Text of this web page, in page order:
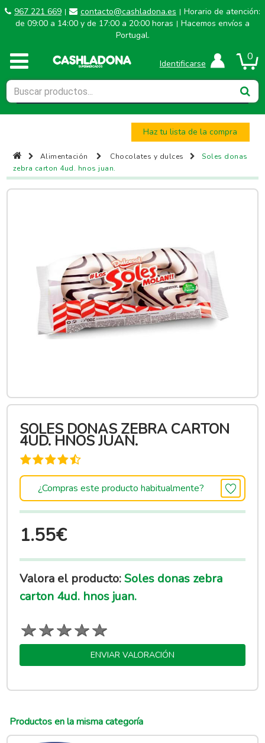
967 221 669 | contacto@cashladona.es | Horario de atención:
de 09:00 a 14:00 y de 17:00 a 20:00 horas | Hacemos envíos a
Portugal.
0
Identificarse
Haz tu lista de la compra
Alimentación Chocolates y dulces
Soles donas
zebra carton 4ud. hnos juan.
SOLES DONAS ZEBRA CARTON
4UD. HNOS JUAN.
¿Compras este producto habitualmente?
1.55€
Valora el producto:Soles donas zebra
carton 4ud. hnos juan.
ENVIAR VALORACIÓN
Productos en la misma categoría